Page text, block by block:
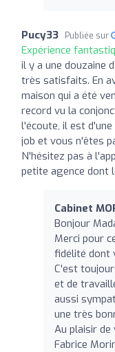
Pucy33 Publiée sur
Expérience
il y a une douzaine
très satisfaits. En
maison qui a été
record vu la
l'écoute, il est
job et vous n'êtes
N'hésitez pas à
petite agence dont
Cabinet
Bonjour
Merci pour
fidélité dont
C'est
et de
aussi
une très
Au plaisir de
Fabrice